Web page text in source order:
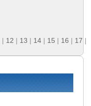
| 12 | 13 | 14 | 15 | 16 | 17 |